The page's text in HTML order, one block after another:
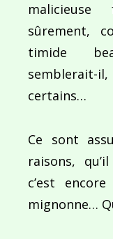
sûrement,
timide
semblerait-
certains…
Ce sont
raisons,
c’est
mignonne…